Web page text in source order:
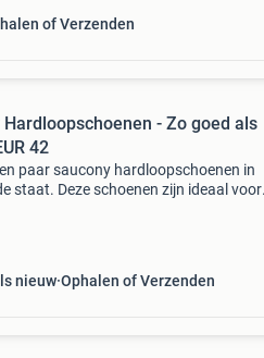
of Verzenden
Hardloopschoenen - Zo goed als
42
paar saucony hardloopschoenen in
staat. Deze schoenen zijn ideaal voor
nieuw Ophalen of Verzenden